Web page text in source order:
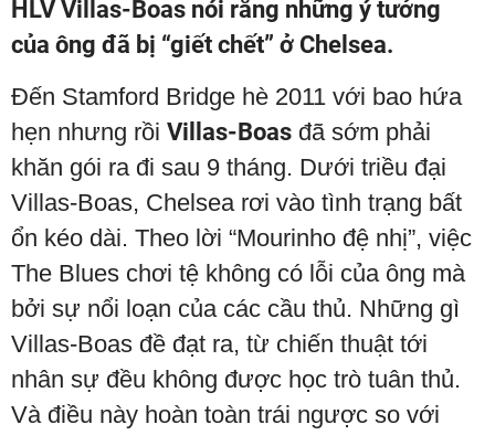
HLV Villas-Boas nói rằng những ý tưởng
của ông đã bị “giết chết” ở Chelsea.
Đến Stamford Bridge hè 2011 với bao hứa
hẹn nhưng rồi Villas-Boas đã sớm phải
khăn gói ra đi sau 9 tháng. Dưới triều đại
Villas-Boas, Chelsea rơi vào tình trạng bất
ổn kéo dài. Theo lời “Mourinho đệ nhị”, việc
The Blues chơi tệ không có lỗi của ông mà
bởi sự nổi loạn của các cầu thủ. Những gì
Villas-Boas đề đạt ra, từ chiến thuật tới
nhân sự đều không được học trò tuân thủ.
Và điều này hoàn toàn trái ngược so với